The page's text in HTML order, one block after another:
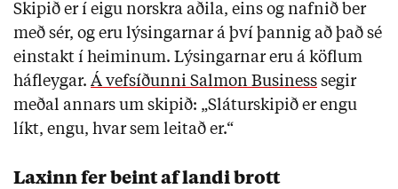
Skipið er í eigu norskra aðila, eins og nafnið ber
með sér, og eru lýsingarnar á því þannig að það sé
einstakt í heiminum. Lýsingarnar eru á köflum
háfleygar. Á vefsíðunni Salmon Business segir
meðal annars um skipið: „Sláturskipið er engu
líkt, engu, hvar sem leitað er.“
Laxinn fer beint af landi brott